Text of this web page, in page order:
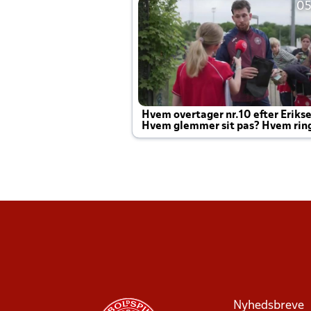
Hvem overtager nr.10 efter
Hvem glemmer sit pas? Hvem
Joachim altid til efter kampe?
Nyhedsbreve